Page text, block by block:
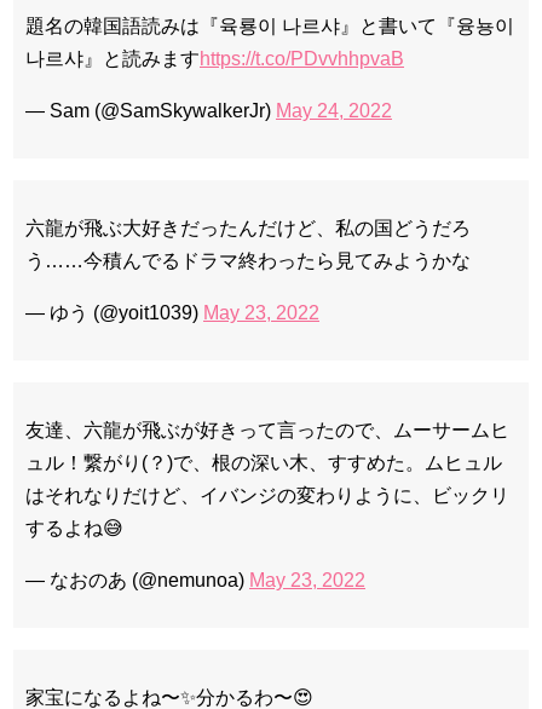
題名の韓国語読みは『육룡이 나르샤』と書いて『융뇽이
나르샤』と読みますhttps://t.co/PDvvhhpvaB
— Sam (@SamSkywalkerJr) May 24, 2022
六龍が飛ぶ大好きだったんだけど、私の国どうだろ
う……今積んでるドラマ終わったら見てみようかな
— ゆう (@yoit1039) May 23, 2022
友達、六龍が飛ぶが好きって言ったので、ムーサームヒ
ュル！繋がり(？)で、根の深い木、すすめた。ムヒュル
はそれなりだけど、イバンジの変わりように、ビックリ
するよね😅
— なおのあ (@nemunoa) May 23, 2022
家宝になるよね〜✨分かるわ〜😍